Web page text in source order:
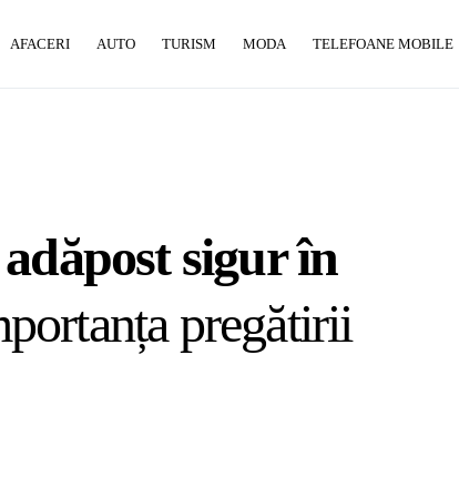
AFACERI AUTO TURISM MODA TELEFOANE MOBILE
sigur în
pregătirii